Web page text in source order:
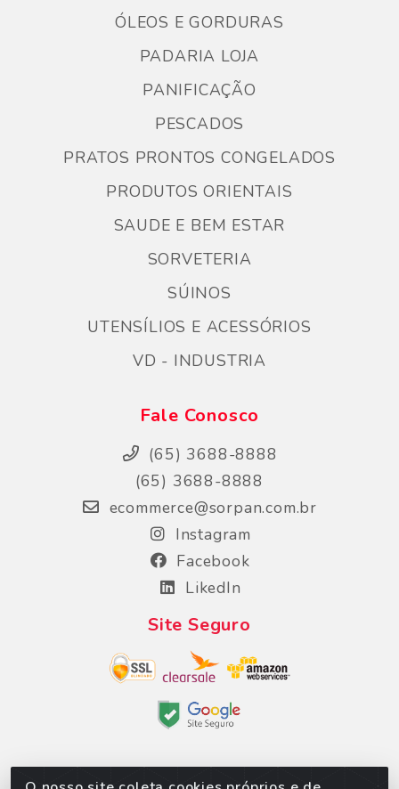
ÓLEOS E GORDURAS
PADARIA LOJA
PANIFICAÇÃO
PESCADOS
PRATOS PRONTOS CONGELADOS
PRODUTOS ORIENTAIS
SAUDE E BEM ESTAR
SORVETERIA
SÚINOS
UTENSÍLIOS E ACESSÓRIOS
VD - INDUSTRIA
Fale Conosco
(65) 3688-8888
(65) 3688-8888
ecommerce@sorpan.com.br
Instagram
Facebook
LikedIn
Site Seguro